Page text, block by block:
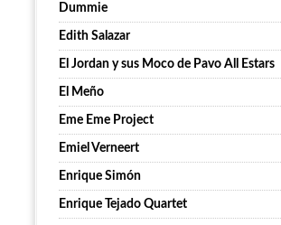
Dummie
Edith Salazar
El Jordan y sus Moco de Pavo All Estars
El Meño
Eme Eme Project
Emiel Verneert
Enrique Simón
Enrique Tejado Quartet